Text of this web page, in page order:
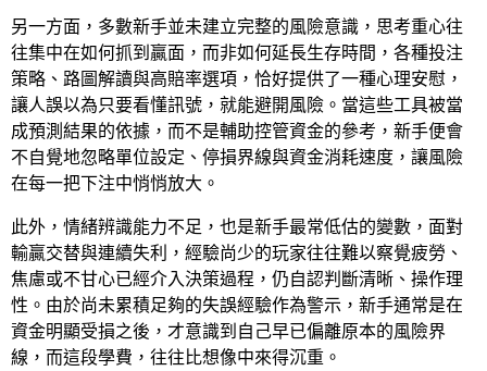
另一方面，多數新手並未建立完整的風險意識，思考重心往
往集中在如何抓到贏面，而非如何延長生存時間，各種投注
策略、路圖解讀與高賠率選項，恰好提供了一種心理安慰，
讓人誤以為只要看懂訊號，就能避開風險。當這些工具被當
成預測結果的依據，而不是輔助控管資金的參考，新手便會
不自覺地忽略單位設定、停損界線與資金消耗速度，讓風險
在每一把下注中悄悄放大。
此外，情緒辨識能力不足，也是新手最常低估的變數，面對
輸贏交替與連續失利，經驗尚少的玩家往往難以察覺疲勞、
焦慮或不甘心已經介入決策過程，仍自認判斷清晰、操作理
性。由於尚未累積足夠的失誤經驗作為警示，新手通常是在
資金明顯受損之後，才意識到自己早已偏離原本的風險界
線，而這段學費，往往比想像中來得沉重。